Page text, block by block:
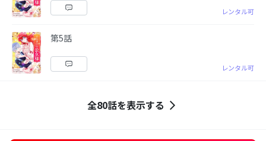
レンタル可
第5話
レンタル可
全80話を表示する